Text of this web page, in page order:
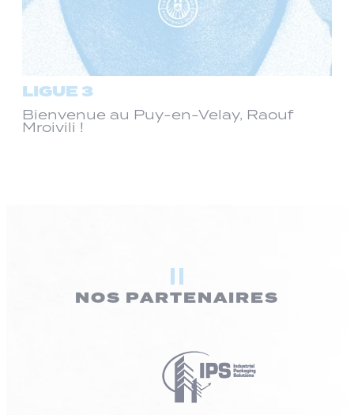
LIGUE 3
Bienvenue au Puy-en-Velay, Raouf
Mroivili !
NOS PARTENAIRES